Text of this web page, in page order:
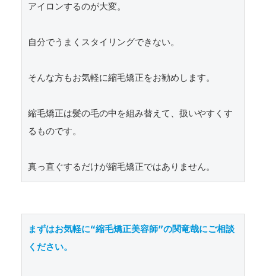
アイロンするのが大変。
自分でうまくスタイリングできない。
そんな方もお気軽に縮毛矯正をお勧めします。
縮毛矯正は髪の毛の中を組み替えて、扱いやすくす
るものです。
真っ直ぐするだけが縮毛矯正ではありません。
まずはお気軽に“縮毛矯正美容師”の関竜哉にご相談
ください。